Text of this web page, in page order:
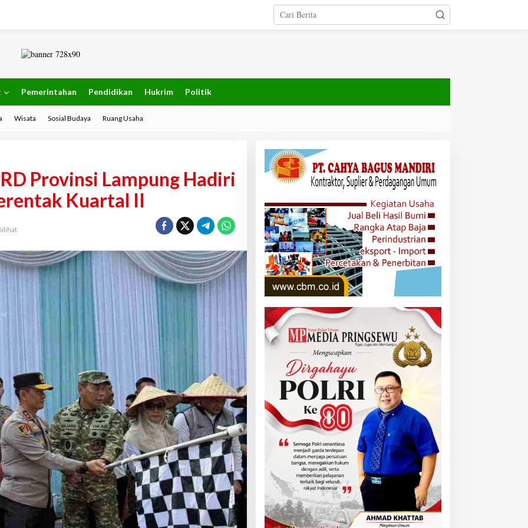
Pemerintahan Pendidikan Hukrim Politik
Wisata Sosial Budaya Ruang Usaha
Provinsi Lampung Hadiri
Kuartal II